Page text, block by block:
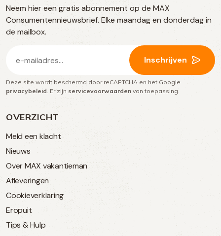
OVERZICHT
Meld een klacht
Nieuws
Over MAX vakantieman
Afleveringen
Cookieverklaring
Eropuit
Tips & Hulp
social
media
Neem hier een gratis abonnement op de MAX
Consumentennieuwsbrief. Elke maandag en donderdag in
de mailbox.
mailadres
(Vereist)
Inschrijven
Deze site wordt beschermd door reCAPTCHA en het Google
privacybeleid . Er zijn servicevoorwaarden van toepassing.